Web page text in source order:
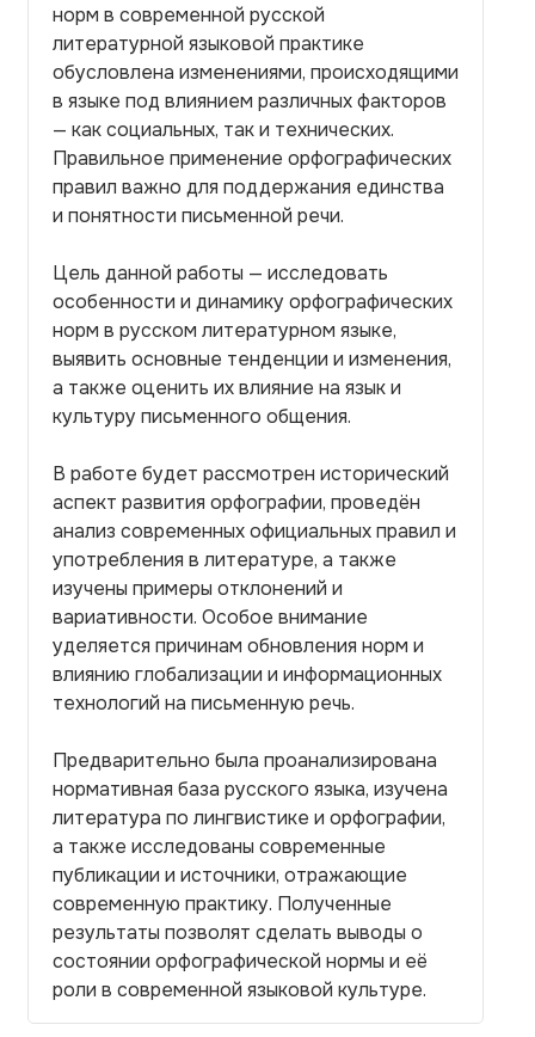
норм в современной русской
литературной языковой практике
обусловлена изменениями, происходящими
в языке под влиянием различных факторов
— как социальных, так и технических.
Правильное применение орфографических
правил важно для поддержания единства
и понятности письменной речи.
Цель данной работы — исследовать
особенности и динамику орфографических
норм в русском литературном языке,
выявить основные тенденции и изменения,
а также оценить их влияние на язык и
культуру письменного общения.
В работе будет рассмотрен исторический
аспект развития орфографии, проведён
анализ современных официальных правил и
употребления в литературе, а также
изучены примеры отклонений и
вариативности. Особое внимание
уделяется причинам обновления норм и
влиянию глобализации и информационных
технологий на письменную речь.
Предварительно была проанализирована
нормативная база русского языка, изучена
литература по лингвистике и орфографии,
а также исследованы современные
публикации и источники, отражающие
современную практику. Полученные
результаты позволят сделать выводы о
состоянии орфографической нормы и её
роли в современной языковой культуре.